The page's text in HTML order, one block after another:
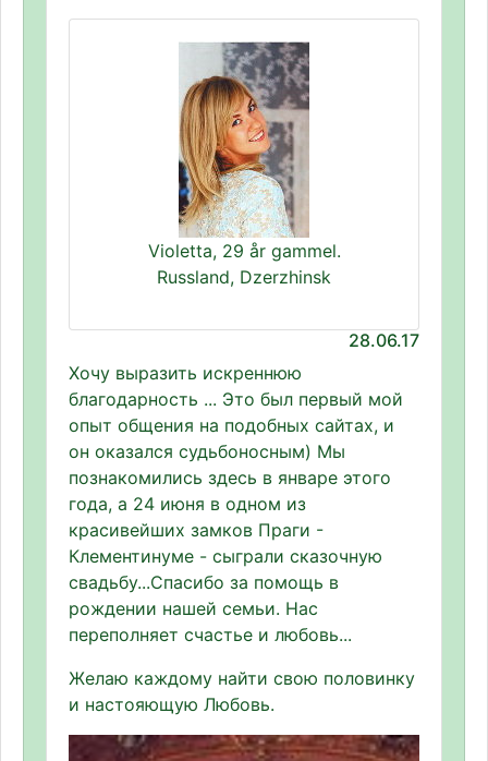
Violetta, 29 år gammel.
Russland, Dzerzhinsk
28.06.17
Хочу выразить искреннюю
благодарность ... Это был первый мой
опыт общения на подобных сайтах, и
он оказался судьбоносным) Мы
познакомились здесь в январе этого
года, а 24 июня в одном из
красивейших замков Праги -
Клементинуме - сыграли сказочную
свадьбу...Спасибо за помощь в
рождении нашей семьи. Нас
переполняет счастье и любовь...
Желаю каждому найти свою половинку
и настояющую Любовь.